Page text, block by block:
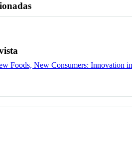
Foods, New Consumers: Innovation